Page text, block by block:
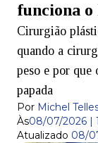
funciona
Cirurgião
quando a
peso e por que
papada
Por Michel
Às08/07/2026 |
Atualizado 08/